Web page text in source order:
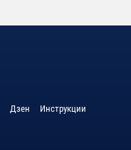
Дзен Инструкции